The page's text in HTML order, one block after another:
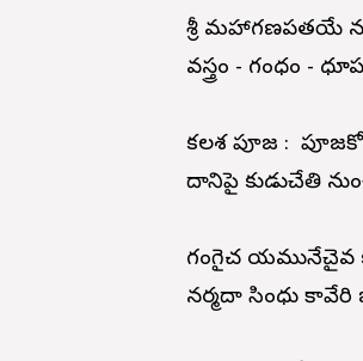
శ్రీ మహాగణపతయే
వస్త్రం - గంధం -
కలశ పూజ :
దానిపై కుడుచేతి
గంగైచ యమునేచైవ
నర్మదా సింధు కావేరి